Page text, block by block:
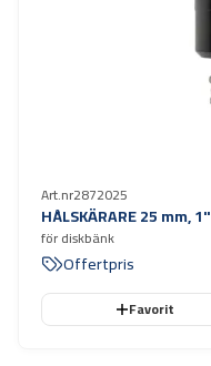
Art.nr2872025
HÅLSKÄRARE 25 mm, 1"
för diskbänk
Offertpris
Favorit